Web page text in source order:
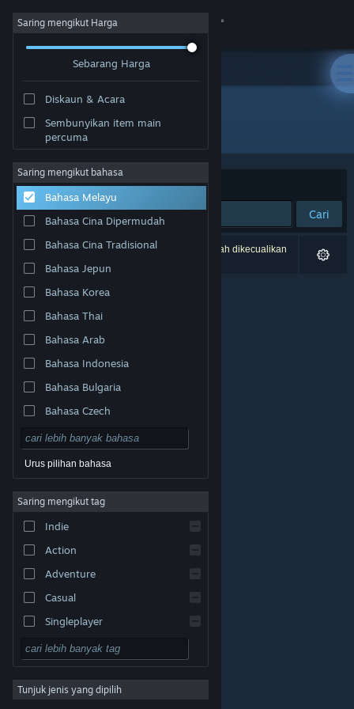
Sign in
Tentang
Sokongan
Ubah bahasa
Dapatkan Steam Mobile App
Lihat laman web desktop
© Valve Corporation. Hak cipta terpelihara. Semua
tanda dagangan ialah hak milik pemilik masing-masing
di AS dan negara-negara lain.Dasar Privasi|
Steam | Bayaran balik | Kuki
Saring mengikut Harga
Sebarang Harga
Diskaun & Acara
Sembunyikan item main
percuma
Saring mengikut bahasa
Bahasa Melayu
Bahasa Cina Dipermudah
Bahasa Cina Tradisional
Bahasa Jepun
Bahasa Korea
Bahasa Thai
Bahasa Arab
Bahasa Indonesia
Bahasa Bulgaria
Bahasa Czech
Bahasa Denmark
Bahasa Jerman
Bahasa Inggeris
Bahasa Sepanyol – Sepanyol
Bahasa Sepanyol – Amerika
Urus pilihan bahasa
Saring mengikut tag
Indie
Action
Adventure
Casual
Singleplayer
Simulation
RPG
Strategy
Tunjuk jenis yang dipilih
Penerbit: Andreas Hager Gaming
Susun mengikut Perkaitan
Cari
0 hasil sepadan dengan carian anda. 2 tajuk telah dikecualikan
berdasarkan pilihan anda.